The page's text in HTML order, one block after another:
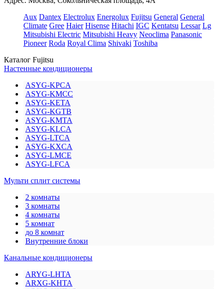
Aux Dantex Electrolux Energolux Fujitsu General General
Climate Gree Haier Hisense Hitachi IGC Kentatsu Lessar Lg
Mitsubishi Electric Mitsubishi Heavy Neoclima Panasonic
Pioneer Roda Royal Clima Shivaki Toshiba
Каталог Fujitsu
Настенные кондиционеры
ASYG-KPCA
ASYG-KMCC
ASYG-KETA
ASYG-KGTB
ASYG-KMTA
ASYG-KLCA
ASYG-LTCA
ASYG-KXCA
ASYG-LMCE
ASYG-LFCA
Мульти сплит системы
2 комнаты
3 комнаты
4 комнаты
5 комнат
до 8 комнат
Внутренние блоки
Канальные кондиционеры
ARYG-LHTA
ARXG-KHTA